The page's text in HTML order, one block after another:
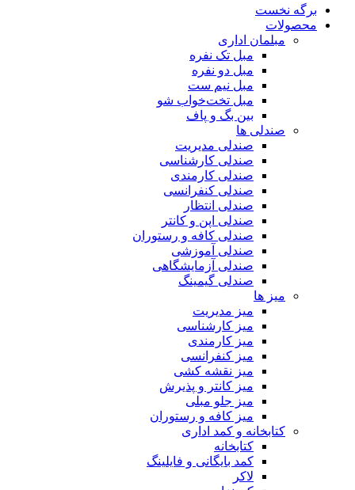
برگه نخست
محصولات
مبلمان اداری
مبل تک نفره
مبل دو نفره
مبل نیم ست
مبل تخت‌خواب شو
بین بگ و پاف
صندلی ها
صندلی مدیریت
صندلی کارشناسی
صندلی کارمندی
صندلی کنفرانسی
صندلی انتظار
صندلی اپن و کانتر
صندلی کافه و رستوران
صندلی آموزشی
صندلی آزمایشگاهی
صندلی گیمینگ
میز ها
میز مدیریت
میز کارشناسی
میز کارمندی
میز کنفرانسی
میز نقشه کشی
میز کانتر و پذیرش
میز جلو مبلی
میز کافه و رستوران
کتابخانه و کمد اداری
کتابخانه
کمد بایگانی و فایلینگ
لاکر